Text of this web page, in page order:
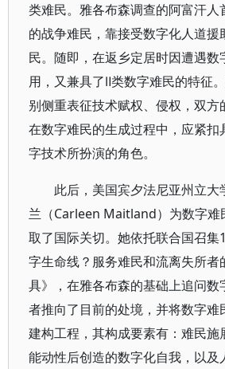
类难民。雅各布森调查的阿富汗人
的战争难民，靠接受数字化人道援
民。随即，在返乡定居时因遭遇数
用，又兼具了Ⅱ类数字难民的特征
别侧重表征技术赋权、侵权，双方
在数字难民的生成过程中，应紧扣
字技术所扮演的角色。
此后，美国宾夕法尼亚州立大
兰（Carleen Maitland）为数字难
取了国际关切。她依托联合国召集
字生命线？服务难民和流离失所者
具》，在雅各布森的基础上追问数
者推向了目前的处境，并将数字难
建构工程，其构成要素有：难民施
能动性后创造的数字化自我，以及